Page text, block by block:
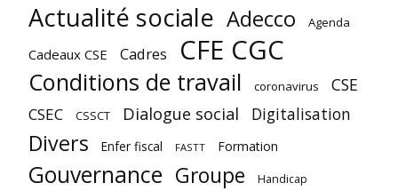
Actualité sociale Adecco Agenda
Cadeaux CSE Cadres CFE CGC
Conditions de travail coronavirus CSE
CSEC CSSCT Dialogue social Digitalisation
Divers Enfer fiscal FASTT Formation
Gouvernance Groupe Handicap